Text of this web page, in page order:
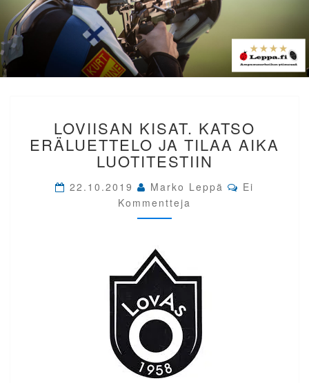
KISAT.
KATSO
ERÄLUETTELO
JA
TILAA
AIKA
LUOTITESTIIN
LOVIISAN KISAT. KATSO
ERÄLUETTELO JA TILAA AIKA
LUOTITESTIIN
22.10.2019 Marko Leppä Comments
Ei
Kommentteja